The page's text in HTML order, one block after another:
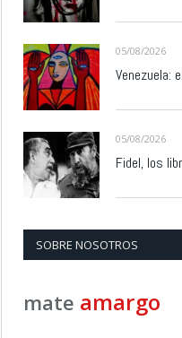
05/08/2026
Venezuela:
05/08/2026
Fidel, los
SOBRE NOSOTROS
mate amargo